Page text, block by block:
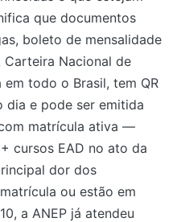
que documentos
boleto de mensalidade
Carteira Nacional de
em todo o Brasil, tem QR
dia e pode ser emitida
matrícula ativa —
cursos EAD no ato da
dor dos
ou estão em
a ANEP já atendeu